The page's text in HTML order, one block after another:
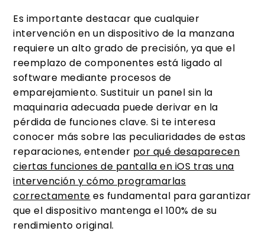
Es importante destacar que cualquier
intervención en un dispositivo de la manzana
requiere un alto grado de precisión, ya que el
reemplazo de componentes está ligado al
software mediante procesos de
emparejamiento. Sustituir un panel sin la
maquinaria adecuada puede derivar en la
pérdida de funciones clave. Si te interesa
conocer más sobre las peculiaridades de estas
reparaciones, entender por qué desaparecen
ciertas funciones de pantalla en iOS tras una
intervención y cómo programarlas
correctamente es fundamental para garantizar
que el dispositivo mantenga el 100% de su
rendimiento original.